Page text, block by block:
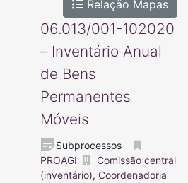
Relação Mapas
06.013/001-102020
– Inventário Anual
de Bens
Permanentes
Móveis
Subprocessos
PROAGI
Comissão central
(inventário), Coordenadoria